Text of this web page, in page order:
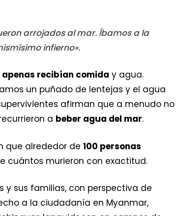
arrojados al mar. Íbamos a la
infierno».
apenas recibían comida y agua.
un puñado de lentejas y el agua
afirman que a menudo no
a beber agua del mar.
que alrededor de 100 personas
cuántos murieron con exactitud.
y sus familias, con perspectiva de
a la ciudadanía en Myanmar,